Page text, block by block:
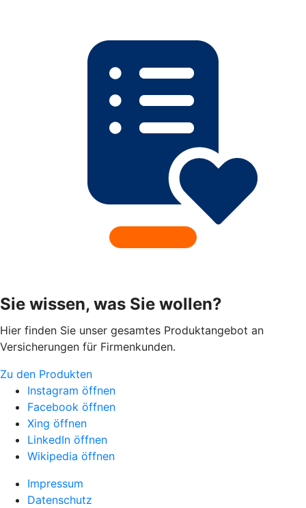
Sie wissen, was Sie wollen?
Hier finden Sie unser gesamtes Produktangebot an
Versicherungen für Firmenkunden.
Zu den Produkten
Instagram öffnen
Facebook öffnen
Xing öffnen
LinkedIn öffnen
Wikipedia öffnen
Impressum
Datenschutz